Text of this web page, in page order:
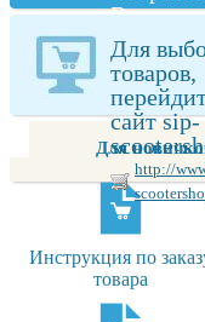
Вами
из sip-
Для
товаров,
сайт sip-
http://
Для
Инструкция по
товара